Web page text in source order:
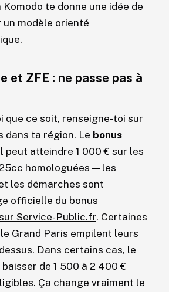
Komodo te donne une idée de
un modèle orienté
et ZFE : ne passe pas à
que ce soit, renseigne-toi sur
dans ta région. Le bonus
peut atteindre 1 000 € sur les
homologuées — les
les démarches sont
officielle du bonus
Service-Public.fr. Certaines
Grand Paris empilent leurs
Dans certains cas, le
de 1 500 à 2 400 €
Ça change vraiment le